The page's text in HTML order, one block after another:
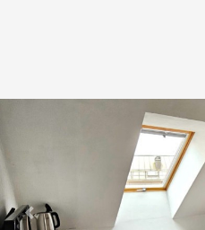
Ankstesnė